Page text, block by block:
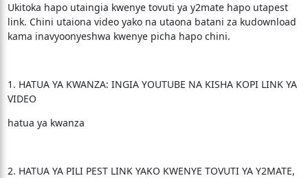
Ukitoka hapo utaingia kwenye tovuti ya y2mate hapo utapest
link. Chini utaiona video yako na utaona batani za kudownload
kama inavyoonyeshwa kwenye picha hapo chini.
1. HATUA YA KWANZA: INGIA YOUTUBE NA KISHA KOPI LINK YA
VIDEO
hatua ya kwanza
2. HATUA YA PILI PEST LINK YAKO KWENYE TOVUTI YA Y2MATE,